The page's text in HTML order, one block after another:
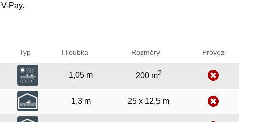
Pay.
Typ Hloubka Rozměry Provoz
1,05 m 200 m2
1,3 m 25 x 12,5 m